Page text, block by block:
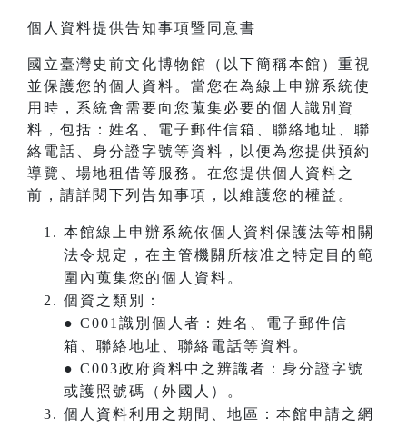
個人資料提供告知事項暨同意書
國立臺灣史前文化博物館（以下簡稱本館）重視
並保護您的個人資料。當您在為線上申辦系統使
用時，系統會需要向您蒐集必要的個人識別資
料，包括：姓名、電子郵件信箱、聯絡地址、聯
絡電話、身分證字號等資料，以便為您提供預約
導覽、場地租借等服務。在您提供個人資料之
前，請詳閱下列告知事項，以維護您的權益。
本館線上申辦系統依個人資料保護法等相關
法令規定，在主管機關所核准之特定目的範
圍內蒐集您的個人資料。
個資之類別：
● C001識別個人者：姓名、電子郵件信
箱、聯絡地址、聯絡電話等資料。
● C003政府資料中之辨識者：身分證字號
或護照號碼（外國人）。
個人資料利用之期間、地區：本館申請之網